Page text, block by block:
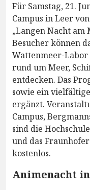
Für Samstag, 21.
Campus in Leer
„Langen Nacht am
Besucher können
Wattenmeer-
rund um Meer,
entdecken. Das
sowie ein
ergänzt.
Campus,
sind die
und das
kostenlos.
Animenacht